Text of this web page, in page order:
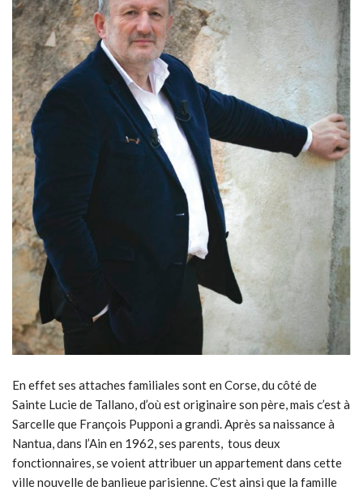
En effet ses attaches familiales sont en Corse, du côté de
Sainte Lucie de Tallano, d’où est originaire son père, mais c’est à
Sarcelle que François Pupponi a grandi. Après sa naissance à
Nantua, dans l’Ain en 1962, ses parents, tous deux
fonctionnaires, se voient attribuer un appartement dans cette
ville nouvelle de banlieue parisienne. C’est ainsi que la famille